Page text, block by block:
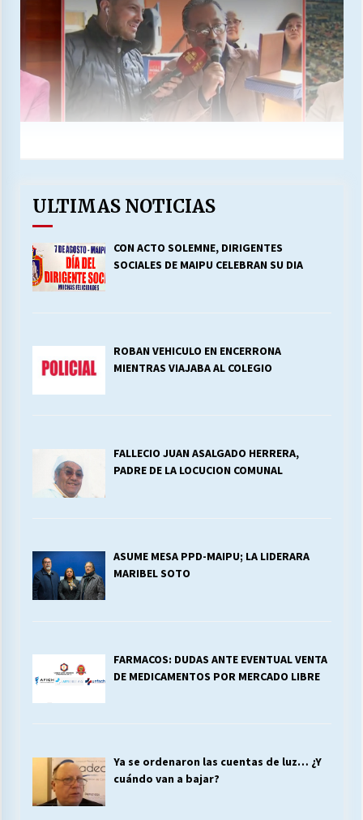
ULTIMAS NOTICIAS
CON ACTO SOLEMNE, DIRIGENTES
SOCIALES DE MAIPU CELEBRAN SU DIA
ROBAN VEHICULO EN ENCERRONA
MIENTRAS VIAJABA AL COLEGIO
FALLECIO JUAN ASALGADO HERRERA,
PADRE DE LA LOCUCION COMUNAL
ASUME MESA PPD-MAIPU; LA LIDERARA
MARIBEL SOTO
FARMACOS: DUDAS ANTE EVENTUAL VENTA
DE MEDICAMENTOS POR MERCADO LIBRE
Ya se ordenaron las cuentas de luz… ¿Y
cuándo van a bajar?